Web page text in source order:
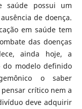
saúde possui um
de doença.
em saúde tem
das doenças
ainda hoje, a
do modelo definido
o saber
crítico nem a
deve adquirir